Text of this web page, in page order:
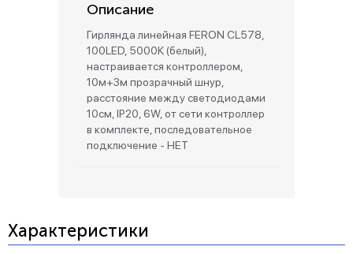
Описание
Гирлянда линейная FERON CL578,
100LED, 5000К (белый),
настраивается контроллером,
10м+3м прозрачный шнур,
расстояние между светодиодами
10см, IP20, 6W, от сети контроллер
в комплекте, последовательное
подключение - НЕТ
Характеристики